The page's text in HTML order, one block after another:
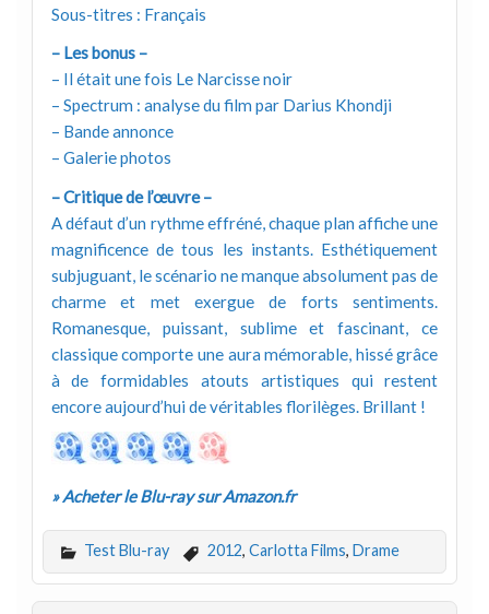
Sous-titres : Français
– Les bonus –
– Il était une fois Le Narcisse noir
– Spectrum : analyse du film par Darius Khondji
– Bande annonce
– Galerie photos
– Critique de l’œuvre –
A défaut d’un rythme effréné, chaque plan affiche une
magnificence de tous les instants. Esthétiquement
subjuguant, le scénario ne manque absolument pas de
charme et met exergue de forts sentiments.
Romanesque, puissant, sublime et fascinant, ce
classique comporte une aura mémorable, hissé grâce
à de formidables atouts artistiques qui restent
encore aujourd’hui de véritables florilèges. Brillant !
» Acheter le Blu-ray sur Amazon.fr
Test Blu-ray 2012, Carlotta Films, Drame